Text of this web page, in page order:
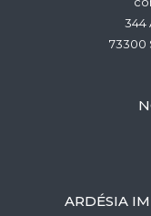
344
73300
ARDÉSIA